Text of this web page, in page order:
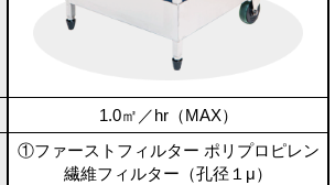
1.0㎡／hr（MAX）
①ファーストフィルター ポリプロピレン
繊維フィルター（孔径１μ）